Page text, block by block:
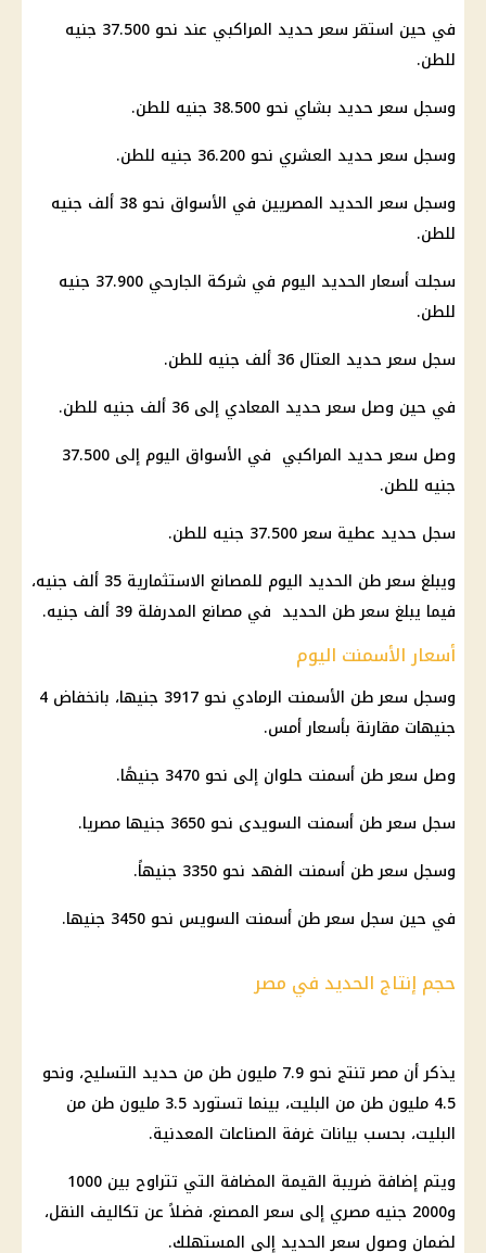
في حين استقر سعر حديد المراكبي عند نحو 37.500 جنيه
للطن.
وسجل سعر حديد بشاي نحو 38.500 جنيه للطن.
وسجل سعر حديد العشري نحو 36.200 جنيه للطن.
وسجل سعر الحديد المصريين في الأسواق نحو 38 ألف جنيه
للطن.
سجلت أسعار الحديد اليوم في شركة الجارحي 37.900 جنيه
للطن.
سجل سعر حديد العتال 36 ألف جنيه للطن.
في حين وصل سعر حديد المعادي إلى 36 ألف جنيه للطن.
وصل سعر حديد المراكبي في الأسواق اليوم إلى 37.500
جنيه للطن.
سجل حديد عطية سعر 37.500 جنيه للطن.
ويبلغ سعر طن الحديد اليوم للمصانع الاستثمارية 35 ألف جنيه،
فيما يبلغ سعر طن الحديد في مصانع المدرفلة 39 ألف جنيه.
أسعار الأسمنت اليوم
وسجل سعر طن الأسمنت الرمادي نحو 3917 جنيها، بانخفاض 4
جنيهات مقارنة بأسعار أمس.
وصل سعر طن أسمنت حلوان إلى نحو 3470 جنيهًا.
سجل سعر طن أسمنت السويدى نحو 3650 جنيها مصريا.
وسجل سعر طن أسمنت الفهد نحو 3350 جنيهاً.
في حين سجل سعر طن أسمنت السويس نحو 3450 جنيها.
حجم إنتاج الحديد في مصر
يذكر أن مصر تنتج نحو 7.9 مليون طن من حديد التسليح، ونحو
4.5 مليون طن من البليت، بينما تستورد 3.5 مليون طن من
البليت، بحسب بيانات غرفة الصناعات المعدنية.
ويتم إضافة ضريبة القيمة المضافة التي تتراوح بين 1000
و2000 جنيه مصري إلى سعر المصنع، فضلاً عن تكاليف النقل،
لضمان وصول سعر الحديد إلى المستهلك.